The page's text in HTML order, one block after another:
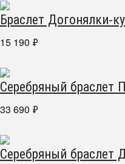
Браслет Догонялки-
15 190 ₽
Серебряный браслет
33 690 ₽
Серебряный браслет